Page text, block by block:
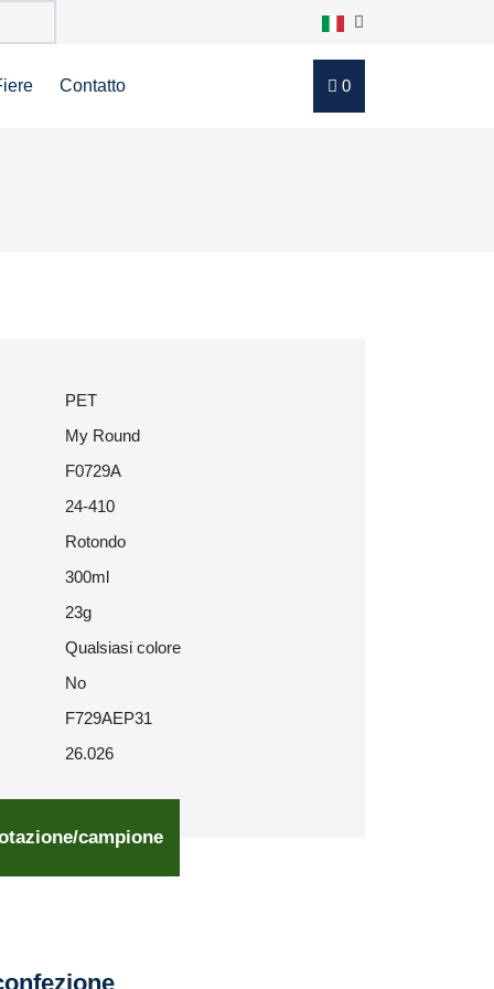
Contatto 0
PET
My Round
F0729A
24-410
Rotondo
300ml
23g
Qualsiasi colore
No
F729AEP31
26.026
campione